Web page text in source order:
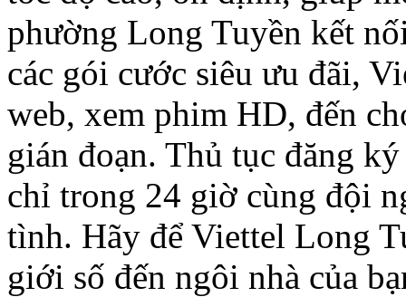
phường Long Tuyền kết
các gói cước siêu ưu đãi,
web, xem phim HD, đến
gián đoạn. Thủ tục đăng
chỉ trong 24 giờ cùng đội
tình. Hãy để Viettel Long
giới số đến ngôi nhà của